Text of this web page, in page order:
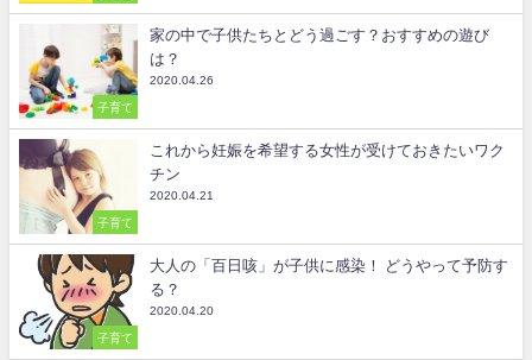
子育て
家の中で子供たちとどう過ごす？おすすめの遊び
は？
2020.04.26
子育て
これから妊娠を希望する女性が受けておきたいワク
チン
2020.04.21
子育て
大人の「百日咳」が子供に感染！ どうやって予防す
る？
2020.04.20